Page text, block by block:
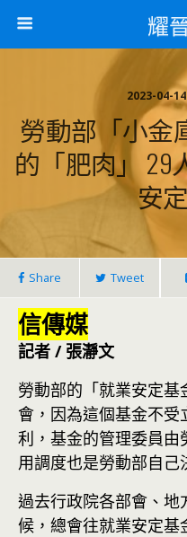
耀
2023-04-
勞動部「小金
的「肥肉」 29
安
Share Tweet
信傳媒
記者 / 張瀞文
勞動部的「就業安定
會，因為這個基金不
利，基金的管理委員由
用調度也是勞動部自己
過去行政院各部會、
候，總會往就業安定